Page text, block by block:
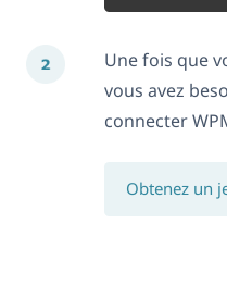
Une fois que
vous avez
connecter
Obtenez un